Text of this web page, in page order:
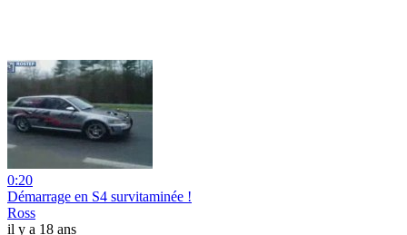
0:20
Démarrage en S4 survitaminée !
Ross
il y a 18 ans